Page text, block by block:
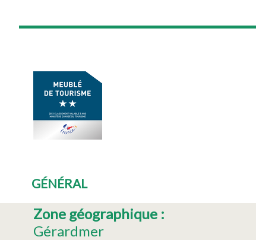
GÉNÉRAL
Zone géographique :
Gérardmer